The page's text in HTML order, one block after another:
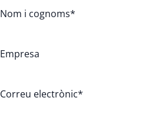
Nom i cognoms*
Empresa
Correu electrònic*